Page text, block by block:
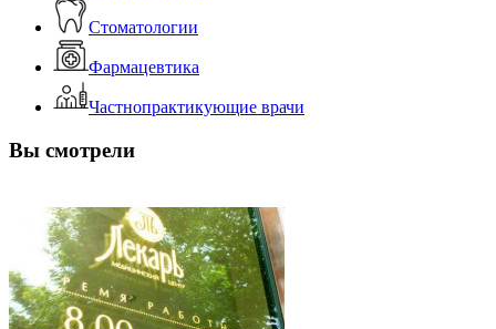
Стоматологии
Фармацевтика
Частнопрактикующие врачи
Вы смотрели